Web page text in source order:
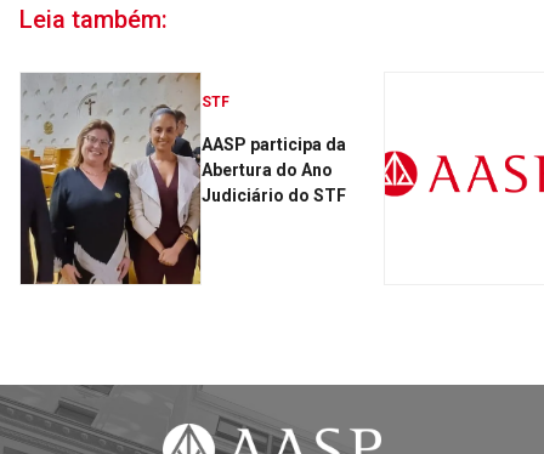
Leia também:
STF
AASP participa da
Abertura do Ano
Judiciário do STF